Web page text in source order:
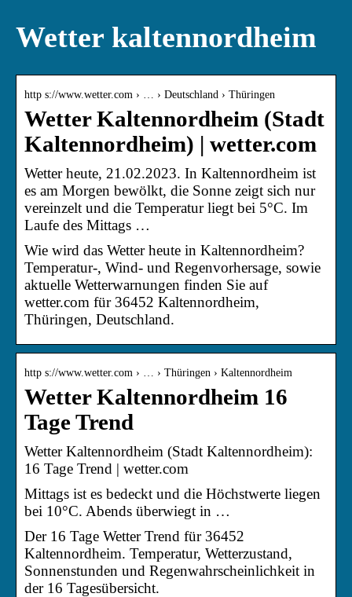
Wetter kaltennordheim
http s://www.wetter.com › … › Deutschland › Thüringen
Wetter Kaltennordheim (Stadt
Kaltennordheim) | wetter.com
Wetter heute, 21.02.2023. In Kaltennordheim ist
es am Morgen bewölkt, die Sonne zeigt sich nur
vereinzelt und die Temperatur liegt bei 5°C. Im
Laufe des Mittags …
Wie wird das Wetter heute in Kaltennordheim?
Temperatur-, Wind- und Regenvorhersage, sowie
aktuelle Wetterwarnungen finden Sie auf
wetter.com für 36452 Kaltennordheim,
Thüringen, Deutschland.
http s://www.wetter.com › … › Thüringen › Kaltennordheim
Wetter Kaltennordheim 16
Tage Trend
Wetter Kaltennordheim (Stadt Kaltennordheim):
16 Tage Trend | wetter.com
Mittags ist es bedeckt und die Höchstwerte liegen
bei 10°C. Abends überwiegt in …
Der 16 Tage Wetter Trend für 36452
Kaltennordheim. Temperatur, Wetterzustand,
Sonnenstunden und Regenwahrscheinlichkeit in
der 16 Tagesübersicht.